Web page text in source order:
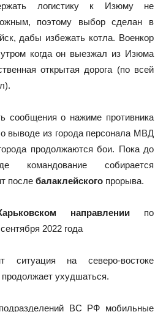
логистику к Изюму не
поэтому выбор сделан в
дабы избежать котла. Военкор
когда он выезжал из Изюма
открытая дорога (по всей
сообщения о нажиме противника
выводе из города персонала МВД
продолжаются бои. Пока до
командование собирается
после балаклейского прорыва.
направлениипо
2022 года
ситуация на северо-востоке
продолжает ухудшаться.
ВС РФ мобильные